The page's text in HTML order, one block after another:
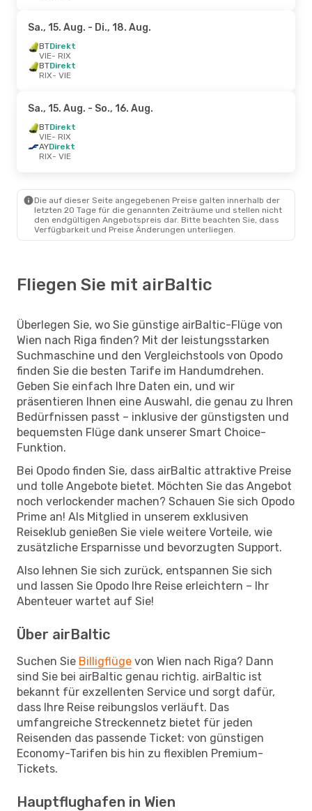
Sa., 15. Aug. - Di., 18. Aug.
BTDirekt
VIE- RIX
BTDirekt
RIX- VIE
Sa., 15. Aug. - So., 16. Aug.
BTDirekt
VIE- RIX
AYDirekt
RIX- VIE
Die auf dieser Seite angegebenen Preise galten innerhalb der
letzten 20 Tage für die genannten Zeiträume und stellen nicht
den endgültigen Angebotspreis dar. Bitte beachten Sie, dass
Verfügbarkeit und Preise Änderungen unterliegen.
Fliegen Sie mit airBaltic
Überlegen Sie, wo Sie günstige airBaltic-Flüge von
Wien nach Riga finden? Mit der leistungsstarken
Suchmaschine und den Vergleichstools von Opodo
finden Sie die besten Tarife im Handumdrehen.
Geben Sie einfach Ihre Daten ein, und wir
präsentieren Ihnen eine Auswahl, die genau zu Ihren
Bedürfnissen passt – inklusive der günstigsten und
bequemsten Flüge dank unserer Smart Choice-
Funktion.
Bei Opodo finden Sie, dass airBaltic attraktive Preise
und tolle Angebote bietet. Möchten Sie das Angebot
noch verlockender machen? Schauen Sie sich Opodo
Prime an! Als Mitglied in unserem exklusiven
Reiseklub genießen Sie viele weitere Vorteile, wie
zusätzliche Ersparnisse und bevorzugten Support.
Also lehnen Sie sich zurück, entspannen Sie sich
und lassen Sie Opodo Ihre Reise erleichtern – Ihr
Abenteuer wartet auf Sie!
Über airBaltic
Suchen Sie Billigflüge von Wien nach Riga? Dann
sind Sie bei airBaltic genau richtig. airBaltic ist
bekannt für exzellenten Service und sorgt dafür,
dass Ihre Reise reibungslos verläuft. Das
umfangreiche Streckennetz bietet für jeden
Reisenden das passende Ticket: von günstigen
Economy-Tarifen bis hin zu flexiblen Premium-
Tickets.
Hauptflughafen in Wien